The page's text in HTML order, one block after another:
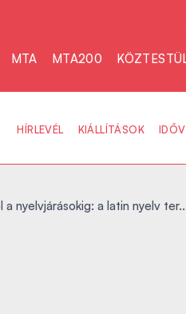
MTA MTA200
HÍRLEVÉL KIÁLLÍTÁSOK
a nyelvjárásokig: a latin nyelv